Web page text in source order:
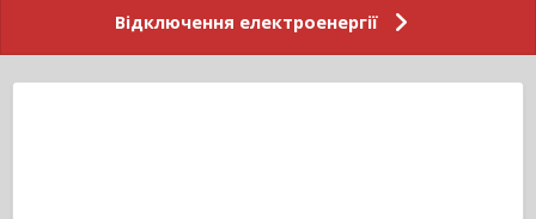
Відключення електроенергії